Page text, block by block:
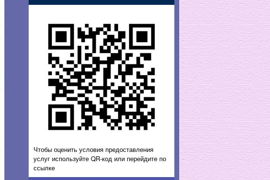
Чтобы оценить условия предоставления
услуг используйте QR-код или перейдите по
ссылке